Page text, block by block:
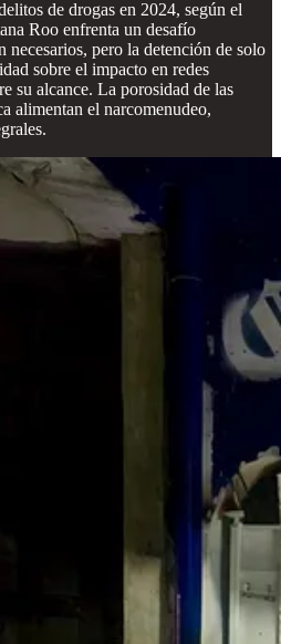
de drogas en 2024, según el
Roo enfrenta un desafío
necesarios, pero la detención de solo
sobre el impacto en redes
su alcance. La porosidad de las
alimentan el narcomenudeo,